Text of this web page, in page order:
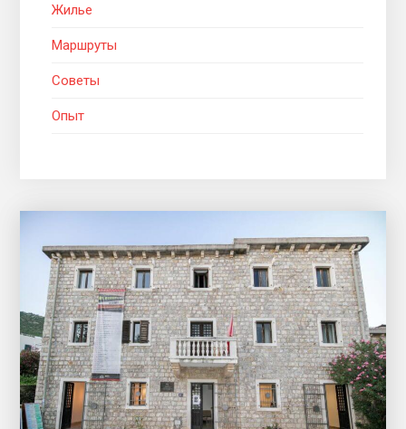
Жилье
Маршруты
Советы
Опыт